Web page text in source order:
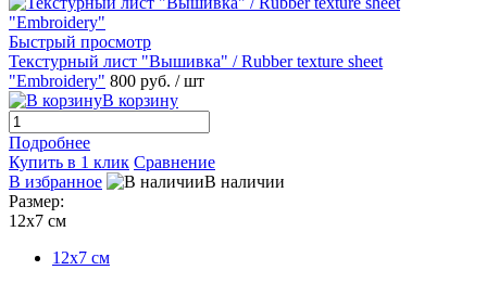
Быстрый просмотр
Текстурный лист "Вышивка" / Rubber texture sheet
"Embroidery" 800 руб. / шт
В корзину
Подробнее
Купить в 1 клик Сравнение
В избранное
В наличии
Размер:
12х7 см
12х7 см